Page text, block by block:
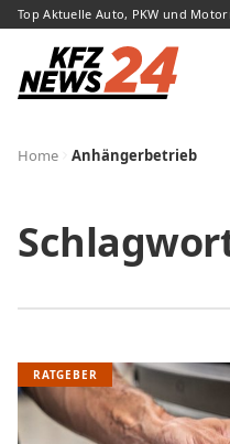
Top Aktuelle Auto, PKW und
Home Anhängerbetrieb
RATGEBER